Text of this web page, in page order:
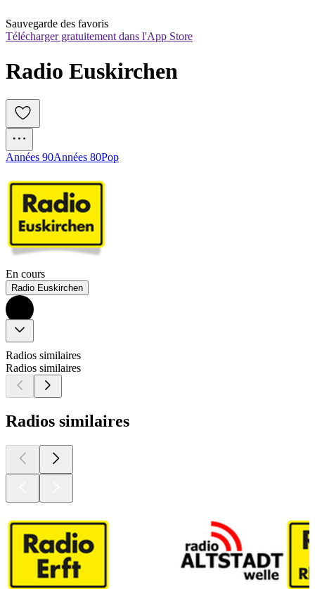
Sauvegarde des favoris
Télécharger gratuitement dans l'App Store
Radio Euskirchen
Années 90Années 80Pop
En cours
Radio Euskirchen
Radios similaires
Radios similaires
Radios similaires